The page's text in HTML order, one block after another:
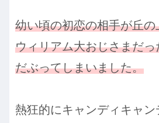
幼い頃の初恋の相手が丘
ウィリアム大おじさまだ
だぶってしまいました。
熱狂的にキャンディキャン